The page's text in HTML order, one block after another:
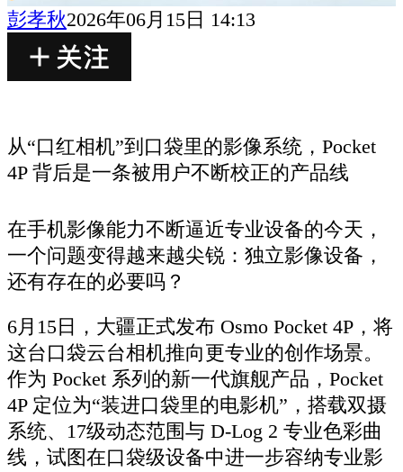
彭孝秋2026年06月15日 14:13
从“口红相机”到口袋里的影像系统，Pocket
4P 背后是一条被用户不断校正的产品线
在手机影像能力不断逼近专业设备的今天，
一个问题变得越来越尖锐：独立影像设备，
还有存在的必要吗？
6月15日，大疆正式发布 Osmo Pocket 4P，将
这台口袋云台相机推向更专业的创作场景。
作为 Pocket 系列的新一代旗舰产品，Pocket
4P 定位为“装进口袋里的电影机”，搭载双摄
系统、17级动态范围与 D-Log 2 专业色彩曲
线，试图在口袋级设备中进一步容纳专业影